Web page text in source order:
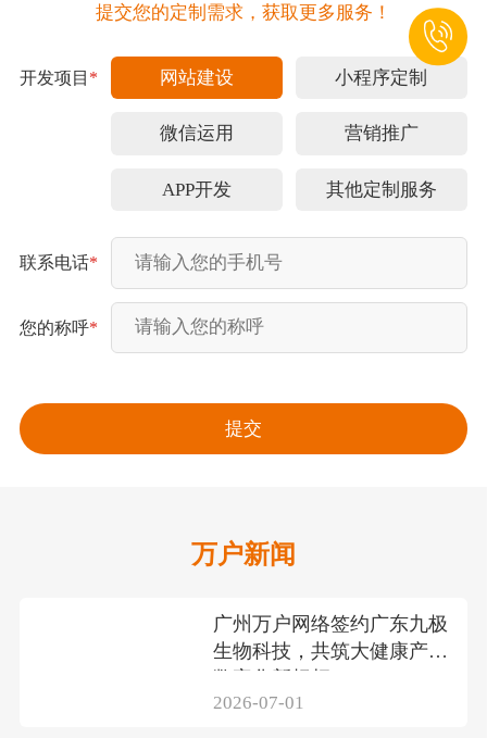
提交您的定制需求，获取更多服务！
开发项目 * 网站建设 小程序定制
微信运用 营销推广
APP开发 其他定制服务
联系电话*
您的称呼*
万户新闻
广州万户网络签约广东九极
生物科技，共筑大健康产业
数字化新标杆
2026-07-01